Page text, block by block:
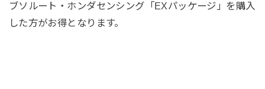
ブソルート・ホンダセンシング「EXパッケージ」を購入
した方がお得となります。